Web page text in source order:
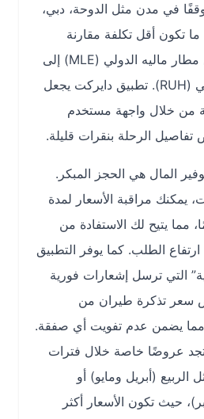
مدن مثل الدوحة، دبي،
أقل تكلفة مقارنة
بالرحلات المباشرة من مطار ماليه الدولي (MLE) إلى
مطار الملك خالد الدولي (RUH). تطبيق دايركت يجعل
خلال واجهة مستخدم
الرحلة بنقرات قليلة.
هي الحجز المبكر.
مراقبة الأسعار لمدة
مما يتيح لك الاستفادة من
الطلب. كما يوفر التطبيق
ترسل إشعارات فورية
تذكرة طيران من
يضمن عدم تفويت أي صفقة.
خاصة خلال فترات
(أبريل ومايو) أو
تكون الأسعار أكثر